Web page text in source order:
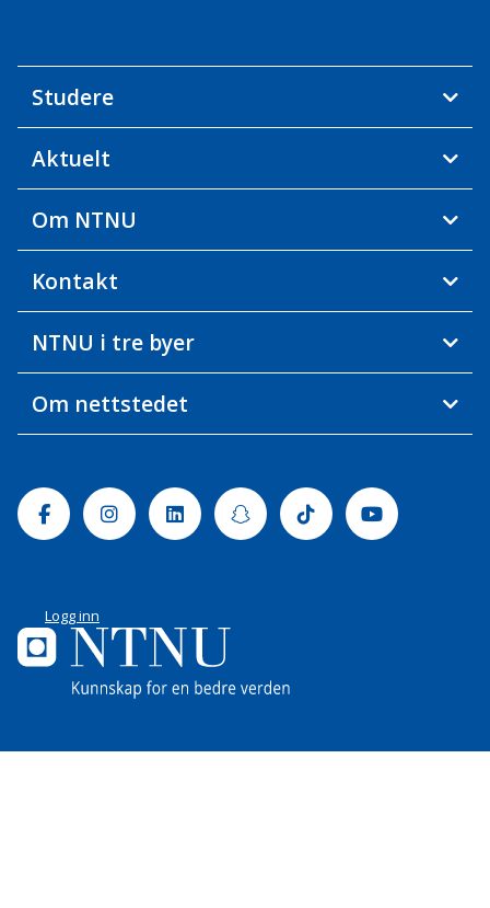
Studere
Aktuelt
Om NTNU
Kontakt
NTNU i tre byer
Om nettstedet
FacebookInstagramLinkedinSnapchatTiktok Youtube
Logg inn